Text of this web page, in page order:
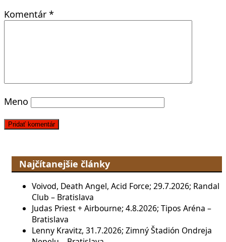
Komentár *
Meno
Najčítanejšie články
Voivod, Death Angel, Acid Force; 29.7.2026; Randal
Club – Bratislava
Judas Priest + Airbourne; 4.8.2026; Tipos Aréna –
Bratislava
Lenny Kravitz, 31.7.2026; Zimný Štadión Ondreja